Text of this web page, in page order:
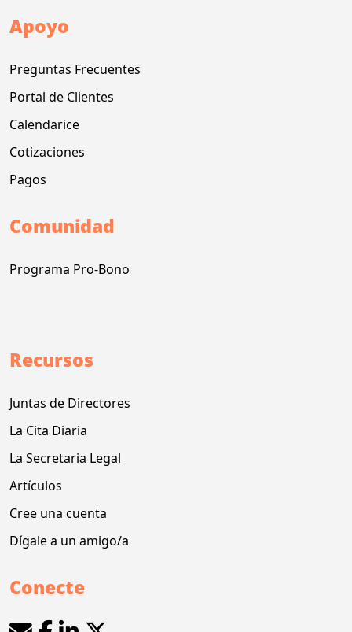
Apoyo
Preguntas Frecuentes
Portal de Clientes
Calendarice
Cotizaciones
Pagos
Comunidad
Programa Pro-Bono
Recursos
Juntas de Directores
La Cita Diaria
La Secretaria Legal
Artículos
Cree una cuenta
Dígale a un amigo/a
Conecte